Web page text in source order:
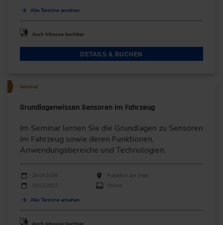
Alle Termine ansehen
Auch Inhouse buchbar
DETAILS & BUCHEN
Seminar
Grundlagenwissen Sensoren im Fahrzeug
Im Seminar lernen Sie die Grundlagen zu Sensoren
im Fahrzeug sowie deren Funktionen,
Anwendungsbereiche und Technologien.
Durchführungen
Veranstaltungsdatum Veranstaltungsort
29.09.2026
Frankfurt am Main
15.02.2027
Online
Alle Termine ansehen